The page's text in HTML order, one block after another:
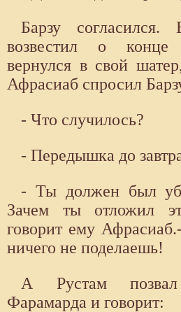
Барзу согласился.
возвестил о
вернулся в свой
Афрасиаб спросил
- Что случилось?
- Передышка до
- Ты должен был
Зачем ты отложил
говорит ему
ничего не поделаешь!
А Рустам
Фарамарда и говорит: